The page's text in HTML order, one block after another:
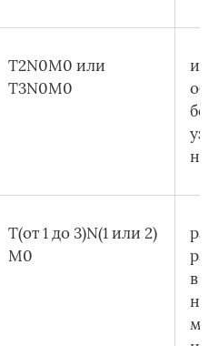
T2N0M0 или
T3N0M0
T(от 1 до 3)N(1 или 2)
M0
в